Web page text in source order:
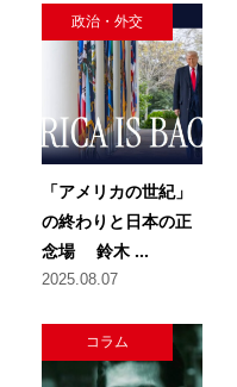
政治・外交
「アメリカの世紀」
の終わりと日本の正
念場 鈴木 ...
2025.08.07
コラム